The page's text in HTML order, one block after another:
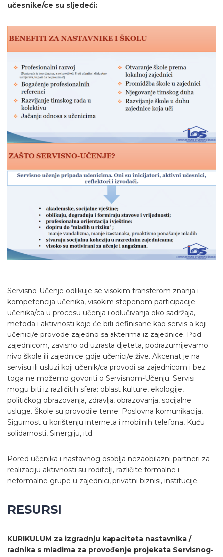
učesnike/ce su sljedeći:
Servisno-Učenje odlikuje se visokim transferom znanja i
kompetencija učenika, visokim stepenom participacije
učenika/ca u procesu učenja i odlučivanja oko sadržaja,
metoda i aktivnosti koje će biti definisane kao servis a koji
učenici/e provode zajedno sa akterima iz zajednice. Pod
zajednicom, zavisno od uzrasta djeteta, podrazumijevamo
nivo škole ili zajednice gdje učenici/e žive. Akcenat je na
servisu ili usluzi koji učenik/ca provodi sa zajednicom i bez
toga ne možemo govoriti o Servisnom-Učenju. Servisi
mogu biti iz različitih sfera: oblast kulture, ekologije,
političkog obrazovanja, zdravlja, obrazovanja, socijalne
usluge. Škole su provodile teme: Poslovna komunikacija,
Sigurnost u korištenju interneta i mobilnih telefona, Kuću
solidarnosti, Sinergiju, itd.
Pored učenika i nastavnog osoblja nezaobilazni partneri za
realizaciju aktivnosti su roditelji, različite formalne i
neformalne grupe u zajednici, privatni biznisi, institucije.
RESURSI
KURIKULUM za izgradnju kapaciteta nastavnika /
radnika s mladima za provođenje projekata Servisnog-